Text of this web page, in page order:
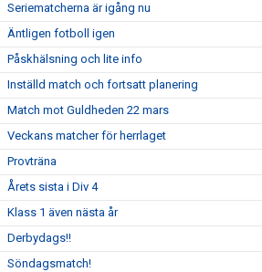
Seriematcherna är igång nu
Äntligen fotboll igen
Påskhälsning och lite info
Inställd match och fortsatt planering
Match mot Guldheden 22 mars
Veckans matcher för herrlaget
Provträna
Årets sista i Div 4
Klass 1 även nästa år
Derbydags!!
Söndagsmatch!